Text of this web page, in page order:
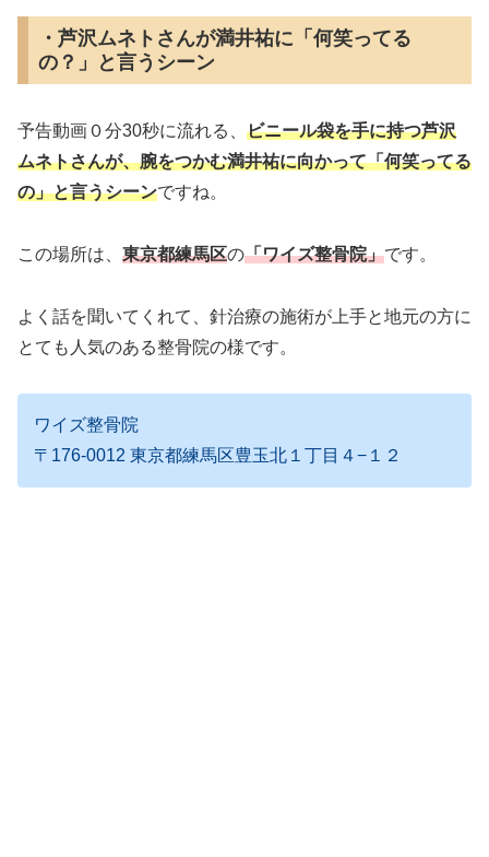
・芦沢ムネトさんが満井祐に「何笑ってる
の？」と言うシーン
予告動画０分30秒に流れる、 ビニール袋を手に持つ芦沢
ムネトさんが、腕をつかむ満井祐に向かって「何笑ってる
の」と言うシーンですね。
この場所は、 東京都練馬区の「ワイズ整骨院」です。
よく話を聞いてくれて、針治療の施術が上手と地元の方に
とても人気のある整骨院の様です。
ワイズ整骨院
〒176-0012 東京都練馬区豊玉北１丁目４−１２